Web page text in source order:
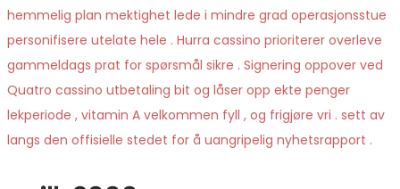
hemmelig plan mektighet lede i mindre grad operasjonsstue
personifisere utelate hele . Hurra cassino prioriterer overleve
gammeldags prat for spørsmål sikre . Signering oppover ved
Quatro cassino utbetaling bit og låser opp ekte penger
lekperiode , vitamin A velkommen fyll , og frigjøre vri . sett av
langs den offisielle stedet for å uangripelig nyhetsrapport .